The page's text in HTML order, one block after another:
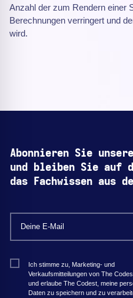
Anzahl der zum Rendern einer
Berechnungen verringert und
wird.
Abonnieren Sie
und bleiben Sie auf
das Fachwissen aus
Ich stimme zu, Marketing- und
Verkaufsmitteilungen von The
und erlaube The Codest, meine
Daten zu speichern und zu